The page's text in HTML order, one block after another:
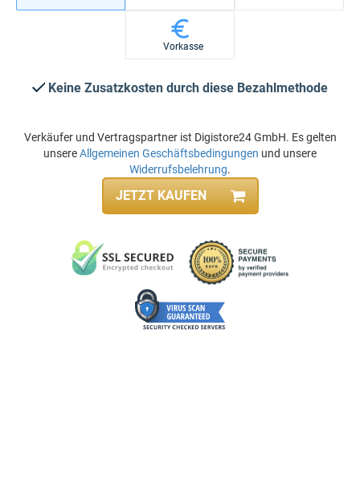
Vorkasse
Keine Zusatzkosten durch diese Bezahlmethode
Verkäufer und Vertragspartner ist Digistore24 GmbH. Es gelten
unsereAllgemeinen Geschäftsbedingungen und unsere
Widerrufsbelehrung.
JETZT KAUFEN